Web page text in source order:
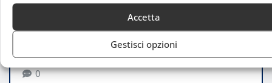
Accetta
Gestisci opzioni
Triangolare giovanile di atletica: un
trionfo azzurro a Metz
Claudia Princess Ferrarini
Mar 5, 2025
0